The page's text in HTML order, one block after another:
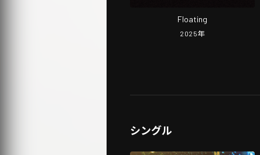
Floating
2025年
シングル